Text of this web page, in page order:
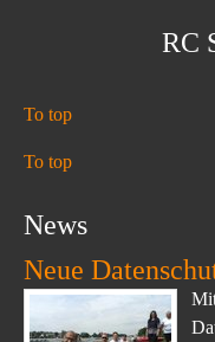
RC
To top
To top
News
Neue